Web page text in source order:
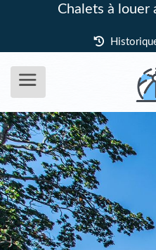
Chalets à louer